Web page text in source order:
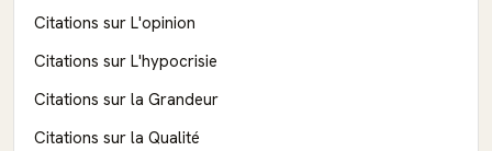
Citations sur L'opinion
Citations sur L'hypocrisie
Citations sur la Grandeur
Citations sur la Qualité